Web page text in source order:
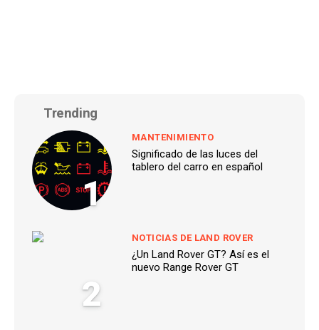
Trending
1
MANTENIMIENTO
Significado de las luces del
tablero del carro en español
2
NOTICIAS DE LAND ROVER
¿Un Land Rover GT? Así es el
nuevo Range Rover GT